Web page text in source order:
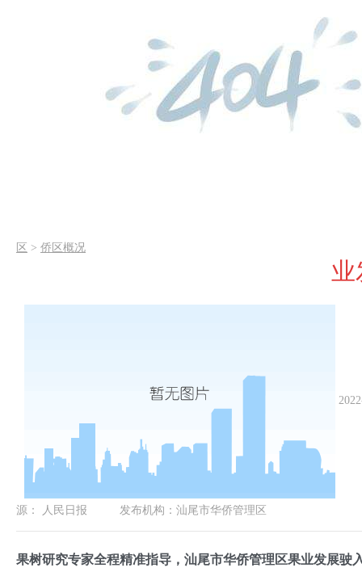
区 > 侨区概况
业
源： 人民日报 发布机构： 汕尾市华侨管理区
果树研究专家全程精准指导，汕尾市华侨管理区果业发展驶